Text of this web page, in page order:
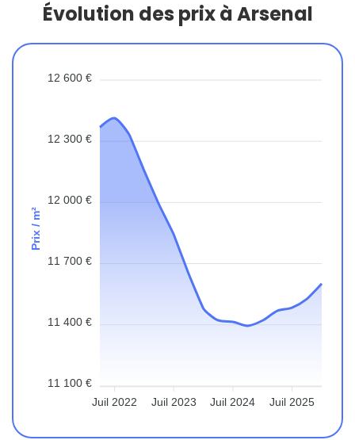
Évolution des prix à Arsenal
12 600 €
12 300 €
12 000 €
11 700 €
11 400 €
11 100 €
Prix / m²
Juil 2022 Juil 2023 Juil 2024 Juil 2025